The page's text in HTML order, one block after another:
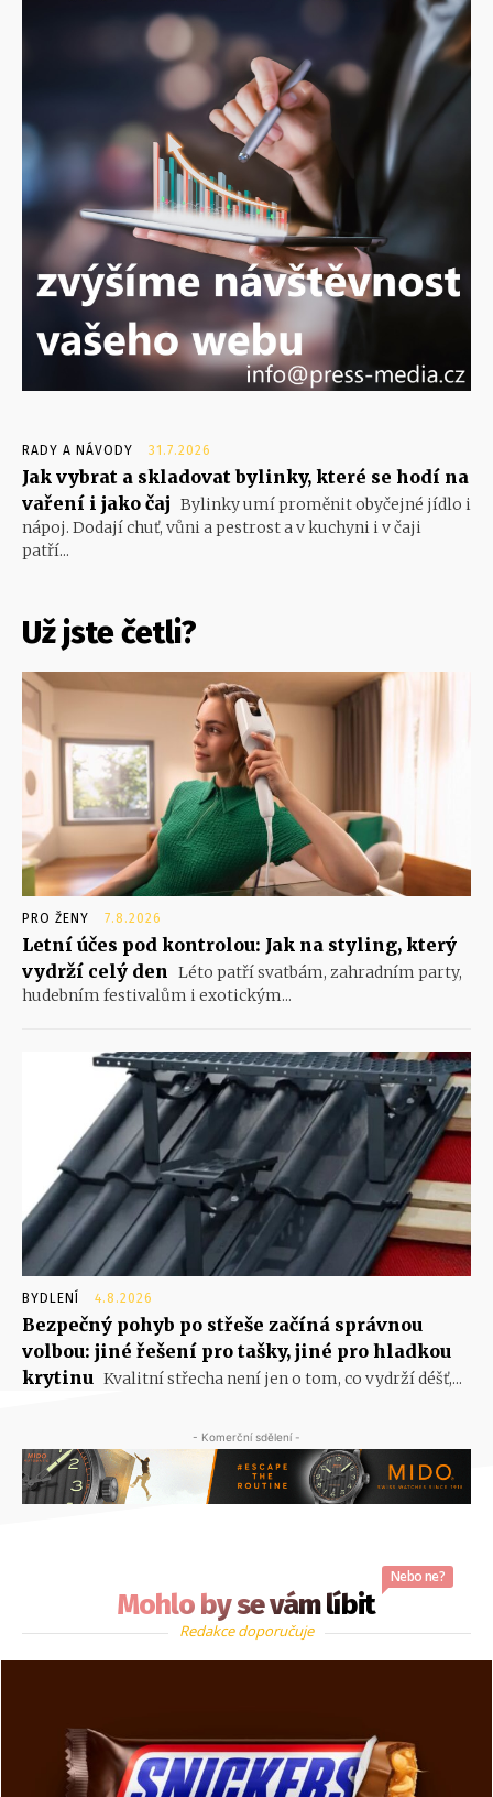
RADY A NÁVODY 31.7.2026
Jak vybrat a skladovat bylinky, které se hodí na
vaření i jako čaj Bylinky umí proměnit obyčejné jídlo i
nápoj. Dodají chuť, vůni a pestrost a v kuchyni i v čaji
patří...
Už jste četli?
PRO ŽENY 7.8.2026
Letní účes pod kontrolou: Jak na styling, který
vydrží celý den
Léto patří svatbám, zahradním party,
hudebním festivalům i exotickým...
BYDLENÍ 4.8.2026
Bezpečný pohyb po střeše začíná správnou
volbou: jiné řešení pro tašky, jiné pro hladkou
krytinu Kvalitní střecha není jen o tom, co vydrží déšť,...
- Komerční sdělení -
Mohlo by se vám líbit
Nebo ne?
Redakce doporučuje